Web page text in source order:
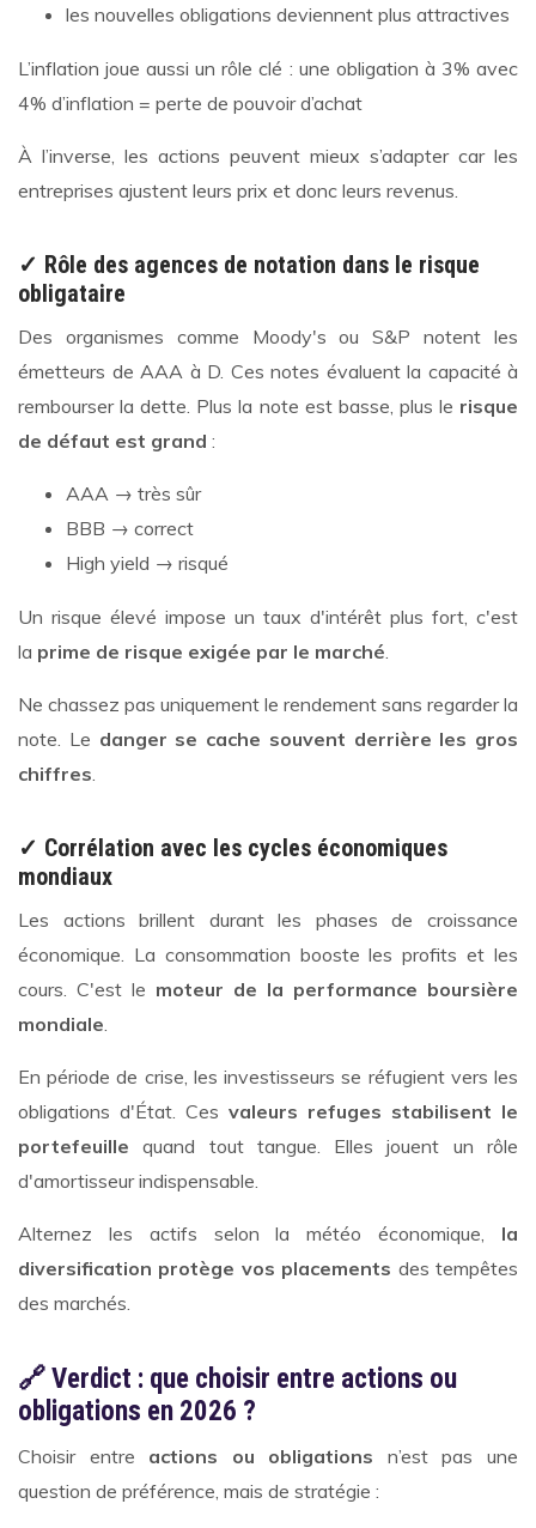
les nouvelles obligations deviennent plus attractives
L’inflation joue aussi un rôle clé : une obligation à 3% avec
4% d’inflation = perte de pouvoir d’achat
À l’inverse, les actions peuvent mieux s’adapter car les
entreprises ajustent leurs prix et donc leurs revenus.
✓ Rôle des agences de notation dans le risque
obligataire
Des organismes comme Moody's ou S&P notent les
émetteurs de AAA à D. Ces notes évaluent la capacité à
rembourser la dette. Plus la note est basse, plus le risque
de défaut est grand :
AAA → très sûr
BBB → correct
High yield → risqué
Un risque élevé impose un taux d'intérêt plus fort, c'est
la prime de risque exigée par le marché
Ne chassez pas uniquement le rendement sans regarder la
note. Le danger se cache souvent derrière les gros
chiffres
✓ Corrélation avec les cycles économiques
mondiaux
Les actions brillent durant les phases de croissance
économique. La consommation booste les profits et les
cours. C'est le moteur de la performance boursière
mondiale
En période de crise, les investisseurs se réfugient vers les
obligations d'État. Ces valeurs refuges stabilisent le
portefeuille quand tout tangue. Elles jouent un rôle
d'amortisseur indispensable.
Alternez les actifs selon la météo économique, la
diversification protège vos placements des tempêtes
des marchés.
🔗 Verdict : que choisir entre actions ou
obligations en 2026 ?
Choisir entre actions ou obligations n’est pas une
question de préférence, mais de stratégie :